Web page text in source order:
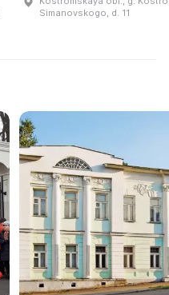
Simanovskogo, d. 11